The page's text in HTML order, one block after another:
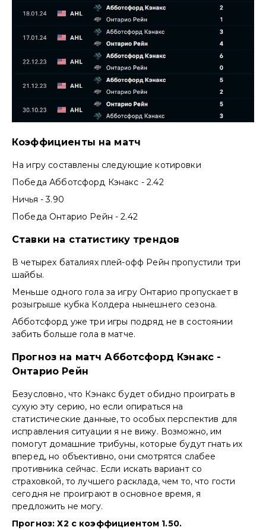
Коэффициенты на матч
На игру составлены следующие котировки
Победа Абботсфорд Кэнакс - 2.42
Ничья - 3.90
Победа Онтарио Рейн - 2.42
Ставки на статистику трендов
В четырех баталиях плей-офф Рейн пропустили три
шайбы.
Меньше одного гола за игру Онтарио пропускает в
розыгрыше кубка Колдера нынешнего сезона.
Абботсфорд уже три игры подряд не в состоянии
забить больше гола в матче.
Прогноз на матч Абботсфорд Кэнакс -
Онтарио Рейн
Безусловно, что Кэнакс будет обидно проиграть в
сухую эту серию, но если опираться на
статистические данные, то особых перспектив для
исправления ситуации я не вижу. Возможно, им
помогут домашние трибуны, которые будут гнать их
вперед, но объективно, они смотрятся слабее
противника сейчас. Если искать вариант со
страховкой, то лучшего расклада, чем то, что гости
сегодня не проиграют в основное время, я
предложить не могу.
Прогноз: Х2 с коэффициентом 1.50.